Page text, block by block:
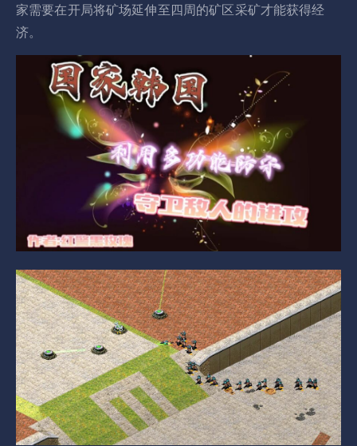
家需要在开局将矿场延伸至四周的矿区采矿才能获得经
济。